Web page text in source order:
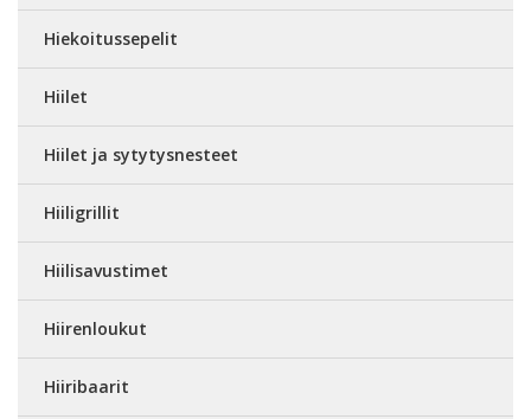
Hiekoitussepelit
Hiilet
Hiilet ja sytytysnesteet
Hiiligrillit
Hiilisavustimet
Hiirenloukut
Hiiribaarit